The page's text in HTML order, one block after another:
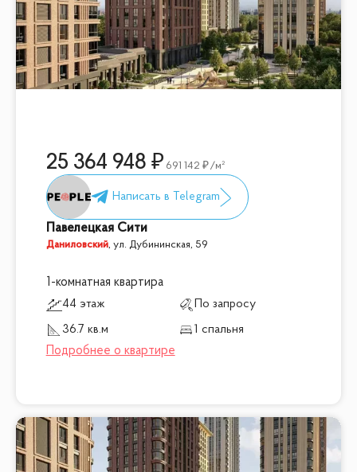
25 364 948 691 142 /м²
Павелецкая Сити
Даниловский, ул. Дубининская, 59
1-комнатная квартира
44 этаж
По запросу
36.7 кв.м
1 спальня